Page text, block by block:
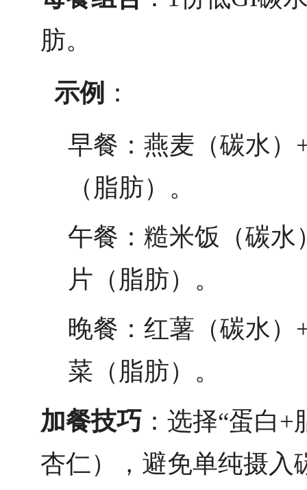
肪。
示例 ：
早餐：燕麦（碳水）
（脂肪）。
午餐：糙米饭（碳水
片（脂肪）。
晚餐：红薯（碳水）
菜（脂肪）。
加餐技巧 ：选择“蛋白
杏仁），避免单纯摄入